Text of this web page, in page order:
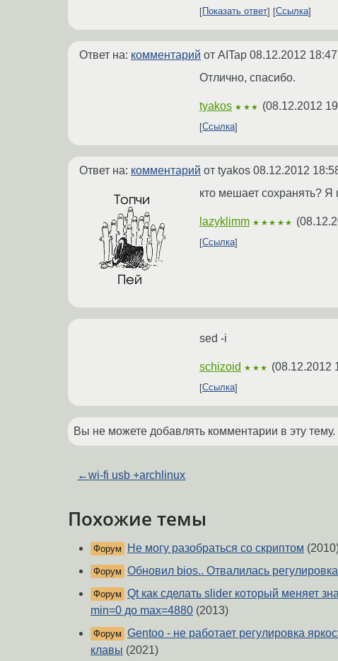
Показать ответ
Ссылка
Ответ на: комментарий от AITap 08.12.2012
Отлично, спасибо.
tyakos ★★★ (08.12.2012
Ссылка
Ответ на: комментарий от tyakos 08.12.2012
кто мешает сохранять? Я
lazyklimm ★★★★★ (
Ссылка
sed -i
schizoid ★★★ (08.12.2012
Ссылка
Вы не можете добавлять комментарии в эту
←wi-fi usb +archlinux
Похожие темы
Форум Не могу разобраться со скриптом
Форум Обновил bios.. Отвалилась регулировка
Форум Qt как сделать slider который меняет
min=0 до max=4880 (2013)
Форум Gentoo - не работает регулировка
клавы (2021)